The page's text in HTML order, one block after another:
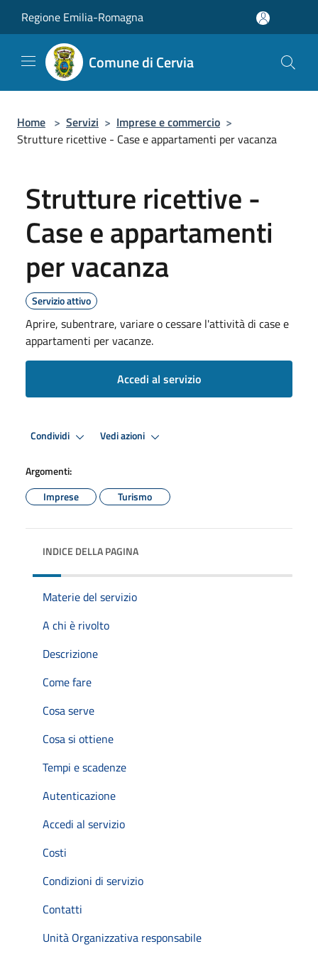
Regione Emilia-Romagna
Comune di Cervia
Home > Servizi > Imprese e commercio >
Strutture ricettive - Case e appartamenti per vacanza
Strutture ricettive -
Case e appartamenti
per vacanza
Servizio attivo
Aprire, subentrare, variare o cessare l'attività di case e
appartamenti per vacanze.
Accedi al servizio
Condividi Vedi azioni
Argomenti:
Imprese
Turismo
INDICE DELLA PAGINA
Materie del servizio
A chi è rivolto
Descrizione
Come fare
Cosa serve
Cosa si ottiene
Tempi e scadenze
Autenticazione
Accedi al servizio
Costi
Condizioni di servizio
Contatti
Unità Organizzativa responsabile